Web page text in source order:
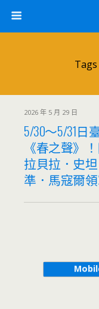
Tags
2026 年 5 月 29 日
5/30～5/31日
《春之聲》
拉貝拉．史
準．馬寇爾領